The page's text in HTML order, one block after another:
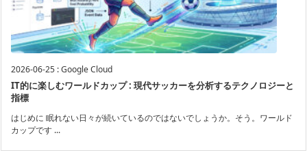
2026-06-25 :Google Cloud
IT的に楽しむワールドカップ : 現代サッカーを分析するテクノロジーと
指標
はじめに 眠れない日々が続いているのではないでしょうか。そう。ワールド
カップです ...